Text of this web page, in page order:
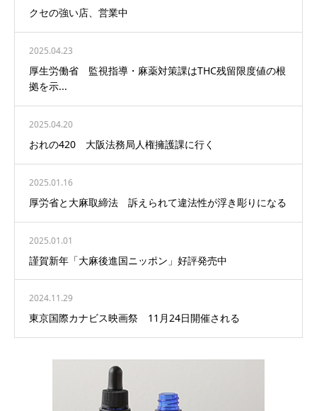
クセの強い店、営業中
2025.04.23
厚生労働省 監視指導・麻薬対策課はTHC残留限度値の根
拠を示...
2025.04.20
おれの420 大阪法務局人権擁護課に行く
2025.01.16
厚労省と大麻取締法 訴えられて違法性が浮き彫りになる
2025.01.01
謹賀新年「大麻後進国ニッポン」好評発売中
2024.11.29
東京国際カナビス映画祭 11月24日開催される